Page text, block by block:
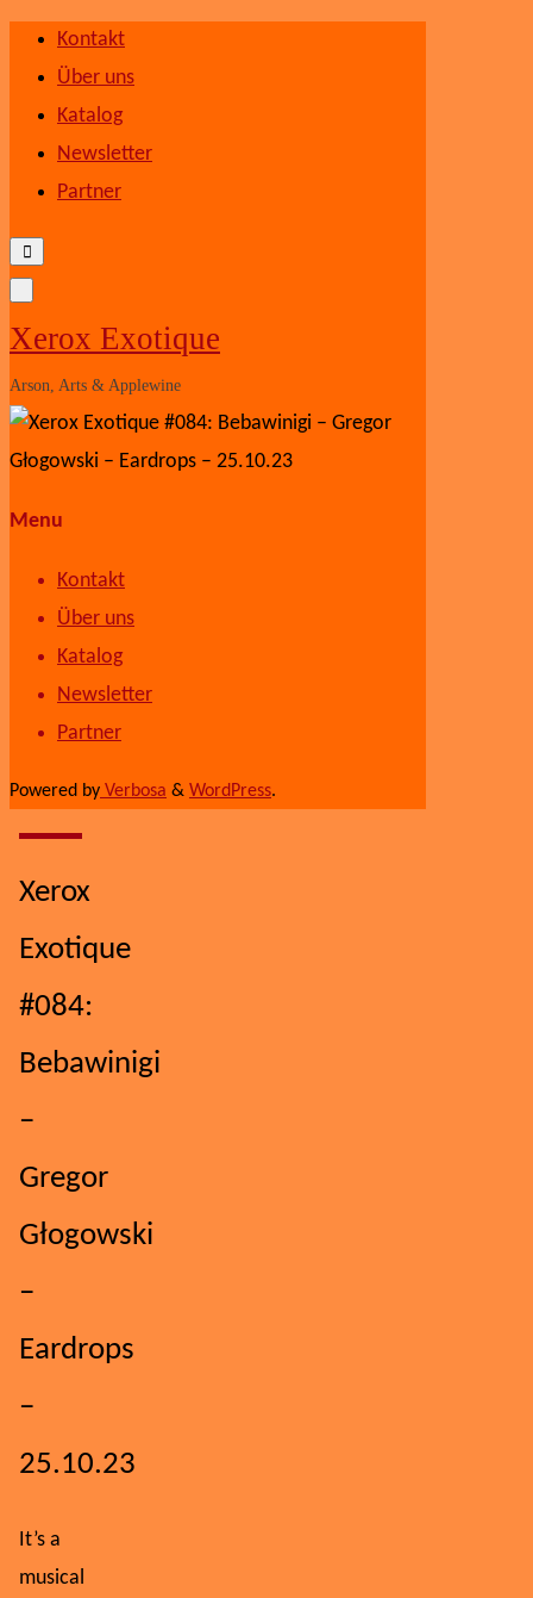
Skip
content
Kontakt
Über uns
Katalog
Newsletter
Partner
Xerox Exotique
Arson, Arts & Applewine
Menu
Kontakt
Über uns
Katalog
Newsletter
Partner
Powered by Verbosa & WordPress.
Xerox
Exotique
#084:
Bebawinigi
–
Gregor
Głogowski
–
Eardrops
–
25.10.23
It’s a
musical